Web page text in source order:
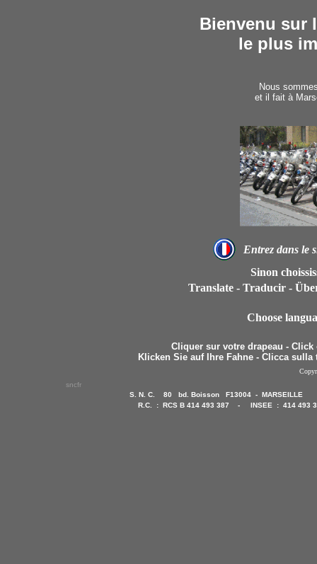
Bienvenu sur
le plus
Nous
et il fait à
Entrez dans le
Sinon
Translate - Traducir -
Choose
Cliquer sur votre drapeau -
Klicken Sie auf Ihre Fahne - Clicca
sncfr
S. N. C. 80 bd. Boisson F13004 - MARSEILLE
R.C. : RCS B 414 493 387 - INSEE : 414